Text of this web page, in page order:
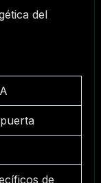
del
de